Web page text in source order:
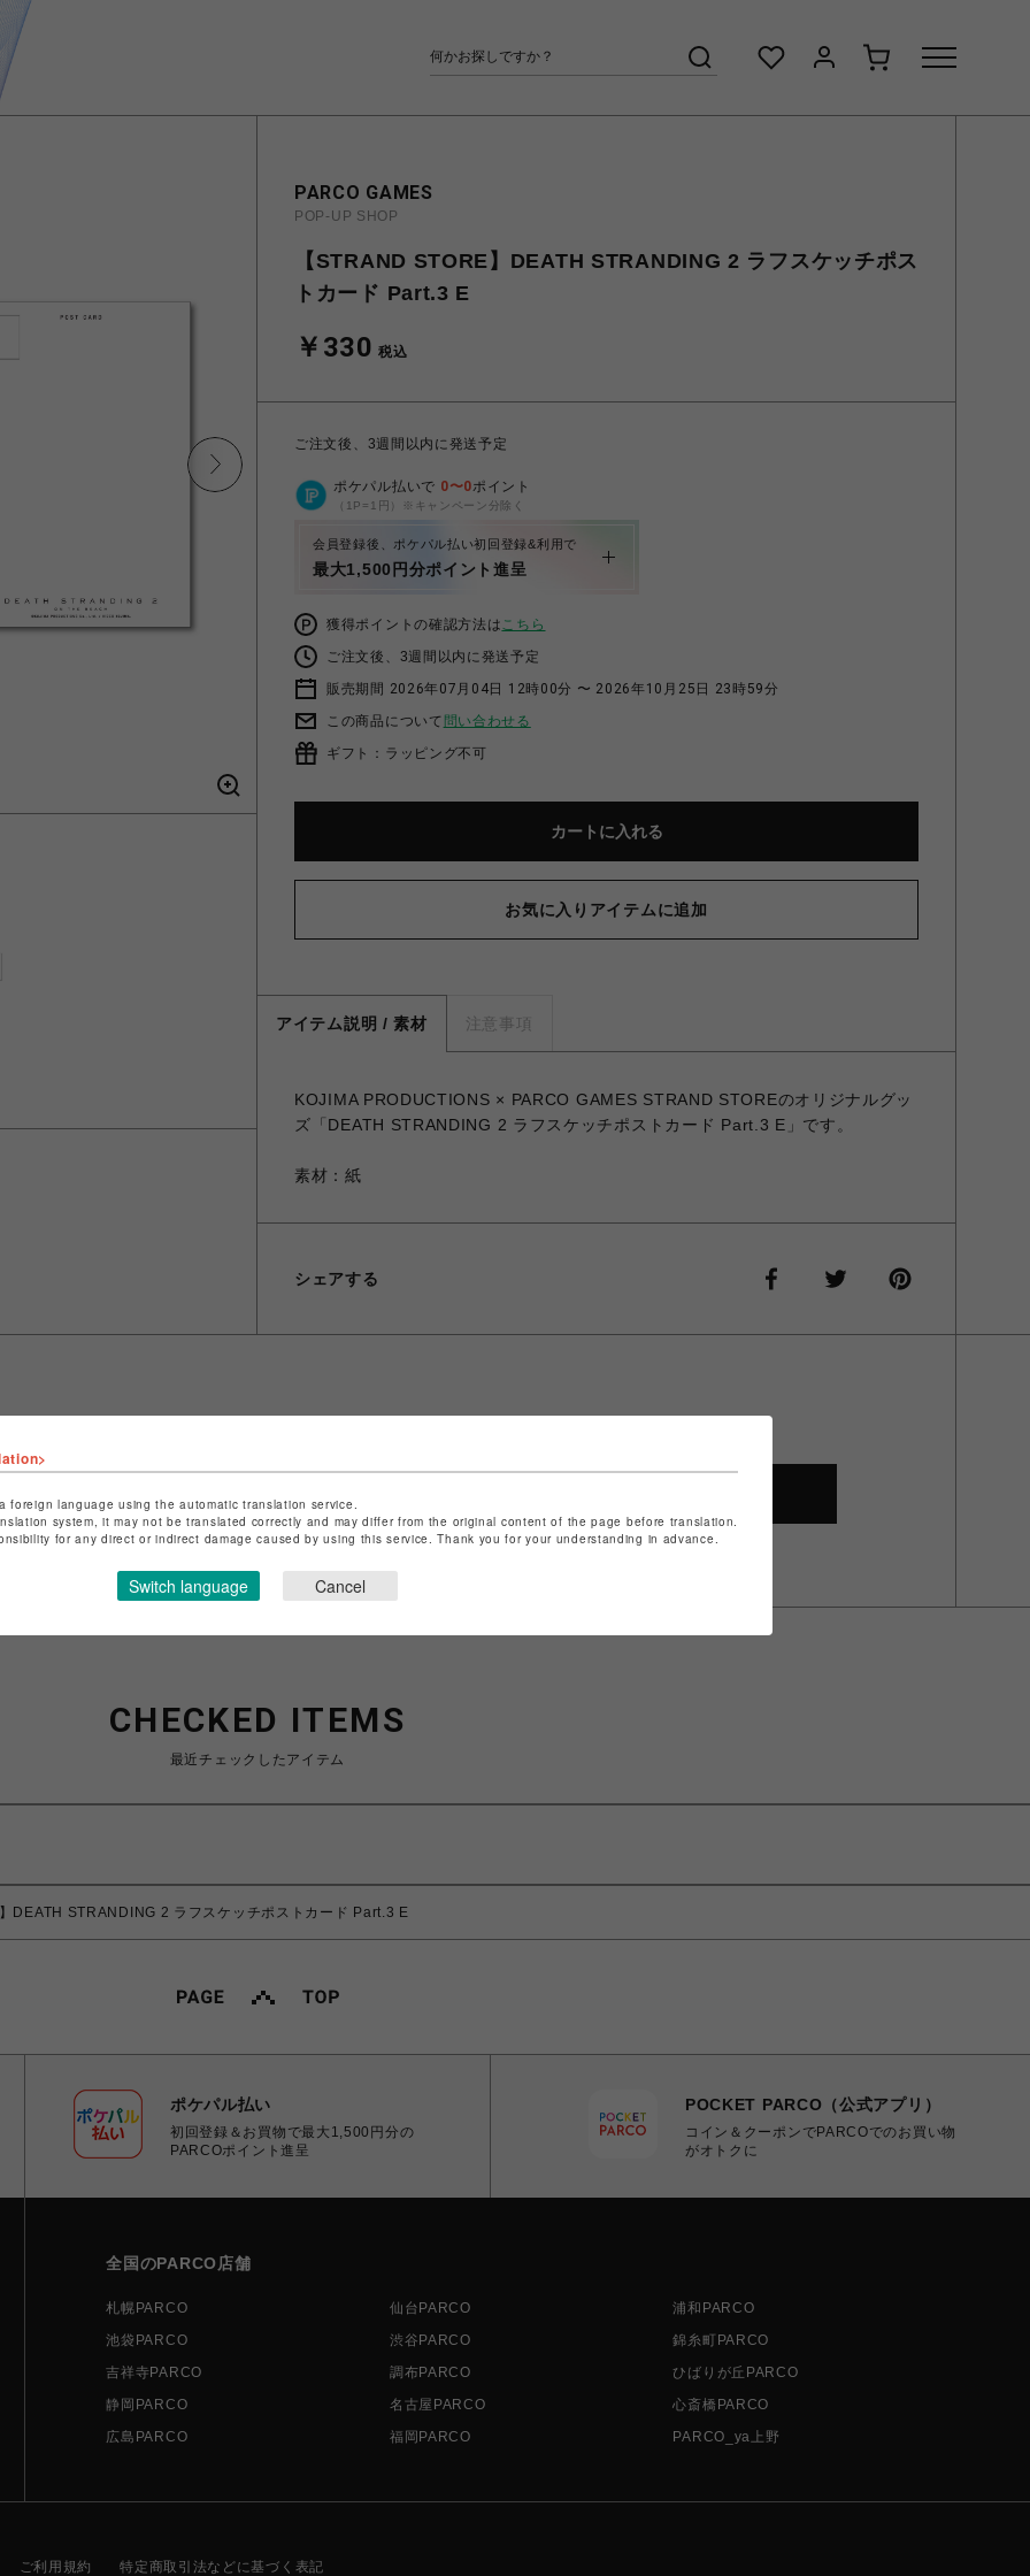
PARCO GAMES
POP-UP SHOP
【STRAND STORE】DEATH STRANDING 2 ラフスケッチポス
トカード Part.3 E
￥330 税込
ご注文後、3週間以内に発送予定
ポケパル払いで 0〜0ポイント
（1P=1円）※キャンペーン分除く
会員登録後、ポケパル払い初回登録&利用で
最大1,500円分ポイント進呈
獲得ポイントの確認方法はこちら
ご注文後、3週間以内に発送予定
販売期間 2026年07月04日 12時00分 〜 2026年10月25日 23時59分
この商品について 問い合わせる
ギフト：ラッピング不可
カートに入れる
お気に入りアイテムに追加
アイテム説明 / 素材 注意事項
KOJIMA PRODUCTIONS × PARCO GAMES STRAND STOREのオリジナルグッ
ズ「DEATH STRANDING 2 ラフスケッチポストカード Part.3 E」です。
素材：紙
シェアする
舗名
POP-UP SHOP
定商取引法など法令に基づく表記はこちら
ョップお問い合わせはこちら
CHECKED ITEMS
最近チェックしたアイテム
DEATH STRANDING 2 ラフスケッチポストカード Part.3 E
ポケパル払い
初回登録＆お買物で最大1,500円分の
PARCOポイント進呈
POCKET PARCO（公式アプリ）
コイン＆クーポンでPARCOでのお買い物
がオトクに
全国のPARCO店舗
札幌PARCO 仙台PARCO
浦和PARCO
池袋PARCO
渋谷PARCO
錦糸町PARCO
吉祥寺PARCO
調布PARCO
ひばりが丘PARCO
静岡PARCO
名古屋PARCO
心斎橋PARCO
広島PARCO
福岡PARCO PARCO_ya上野
ご利用規約 特定商取引法などに基づく表記
foreign language using the automatic translation service.
system, it may not be translated correctly and may differ from the original content of the page before translation.
for any direct or indirect damage caused by using this service. Thank you for your understanding in advance.
Switch language Cancel